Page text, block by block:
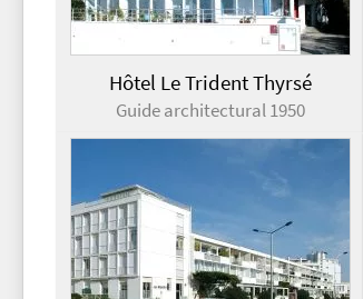
Hôtel Le Trident Thyrsé
Guide architectural 1950